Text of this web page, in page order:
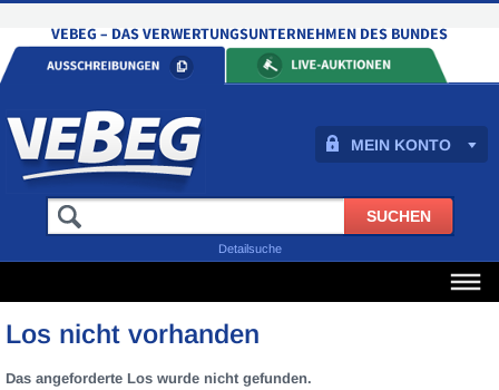
MEIN KONTO
Detailsuche
Los nicht vorhanden
Das angeforderte Los wurde nicht gefunden.